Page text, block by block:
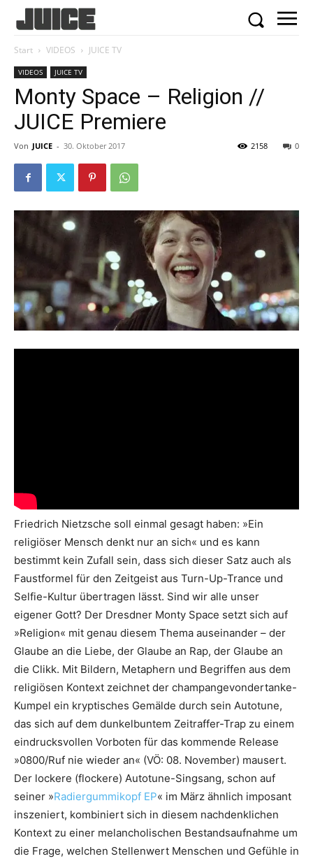
Start VIDEOS JUICE TV
VIDEOS JUICE TV
Monty Space – Religion //
JUICE Premiere
Von JUICE - 30. Oktober 2017 0
2158
Friedrich Nietzsche soll einmal gesagt haben: »Ein
religiöser Mensch denkt nur an sich« und es kann
bestimmt kein Zufall sein, dass sich dieser Satz auch als
Faustformel für den Zeitgeist aus Turn-Up-Trance und
Selfie-Kultur übertragen lässt. Sind wir alle unser
eigener Gott? Der Dresdner Monty Space setzt sich auf
»Religion« mit genau diesem Thema auseinander – der
Glaube an die Liebe, der Glaube an Rap, der Glaube an
die Clikk. Mit Bildern, Metaphern und Begriffen aus dem
religiösen Kontext zeichnet der champangevondertanke-
Kumpel ein kryptisches Gemälde durch sein Autotune,
das sich auf dem dunkelbuntem Zeitraffer-Trap zu einem
eindrucksvollen Vorboten für das kommende Release
»0800/Ruf nie wieder an« (VÖ: 08. November) mausert.
Der lockere (flockere) Autotune-Singsang, schon auf
seiner »Radiergummikopf EP« im März ähnlich imposant
inszeniert, kombiniert sich in diesem nachdenklichen
Kontext zu einer melancholischen Bestandsaufnahme um
die Frage, welchen Stellenwert Menschen und Gefühle in